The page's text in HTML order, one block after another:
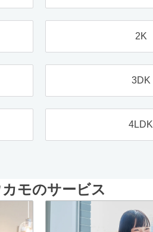
2K
3DK
4LDK
モのサービス